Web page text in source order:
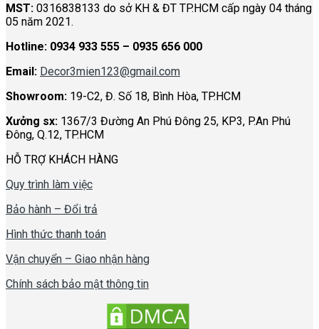
MST: 0316838133 do sở KH & ĐT TP.HCM cấp ngày 04 tháng
05 năm 2021.
Hotline: 0934 933 555 – 0935 656 000
Email: Decor3mien123@gmail.com
Showroom: 19-C2, Đ. Số 18, Bình Hòa, TP.HCM
Xưởng sx: 1367/3 Đường An Phú Đông 25, KP3, P.An Phú
Đông, Q.12, TP.HCM
HỖ TRỢ KHÁCH HÀNG
Quy trình làm việc
Bảo hành – Đổi trả
Hình thức thanh toán
Vận chuyển – Giao nhận hàng
Chính sách bảo mật thông tin